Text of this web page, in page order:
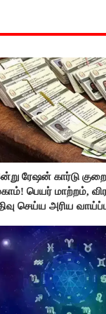
ரேஷன் கார்டு
பெயர் மாற்றம்,
செய்ய அரிய